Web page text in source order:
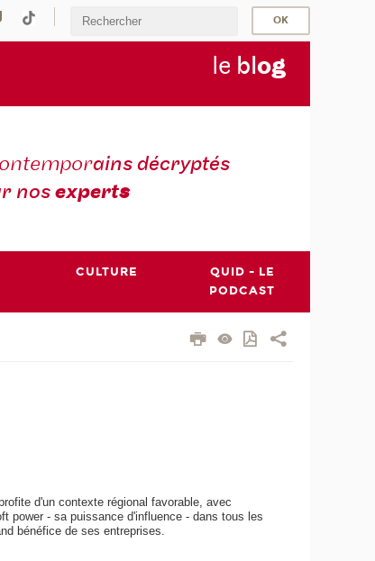
le blog
ains décryptés
nosexperts
CULTURE
QUID - LE
PODCAST
d'un contexte régional favorable, avec
power - sa puissance d'influence - dans tous les
bénéfice de ses entreprises.